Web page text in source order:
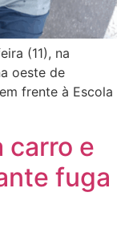
(11), na
oeste de
frente à Escola
carro e
fuga